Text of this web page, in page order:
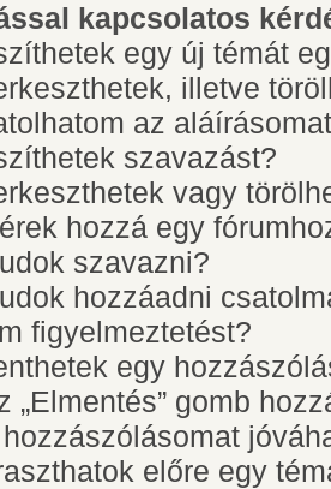
kapcsolatos
egy új témát
illetve
az
szavazást?
vagy
hozzá egy
szavazni?
hozzáadni
figyelmeztetést?
egy
„Elmentés” gomb
előre egy